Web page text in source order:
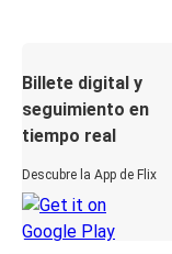
Billete digital y
seguimiento en
tiempo real
Descubre la App de Flix